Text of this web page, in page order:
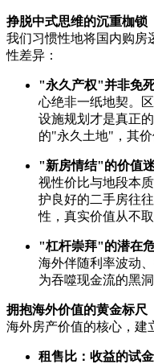
挣脱中式思维的沉重枷锁
我们习惯性地将国内购房
性差异：
"永久产权"并非免死
心绝非一纸地契。
设施规划才是真正
的"永久土地"，其价
"新房情结"的价值迷
视性价比与地段本
护良好的二手房往
性，真实价值从不
"杠杆崇拜"的潜在危
海外伴随利率波动
为吞噬现金流的黑
拥抱海外价值的黄金标尺
海外房产价值的核心，建
租售比：收益的试金